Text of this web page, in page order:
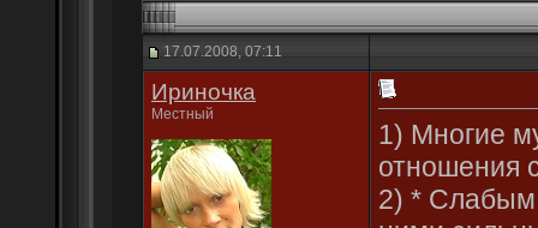
17.07.2008, 07:11
Ириночка
Местный
1) Многие
отношения
2) * Слабым